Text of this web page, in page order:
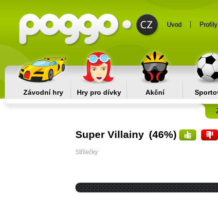
Uvod Profily
Závodní hry Hry pro dívky Akční
Super Villainy (46%)
Střílečky